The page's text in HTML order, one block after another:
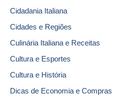
Cidadania Italiana
Cidades e Regiões
Culinária Italiana e Receitas
Cultura e Esportes
Cultura e História
Dicas de Economia e Compras